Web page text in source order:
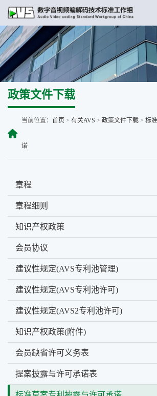
政策文件下载
当前位置： 首页 > 有关AVS > 政策文件下载 > 标
诺
章程
章程细则
知识产权政策
会员协议
建议性规定(AVS专利池管理)
建议性规定(AVS专利池许可)
建议性规定(AVS2专利池许可)
知识产权政策(附件)
会员缺省许可义务表
提案披露与许可承诺表